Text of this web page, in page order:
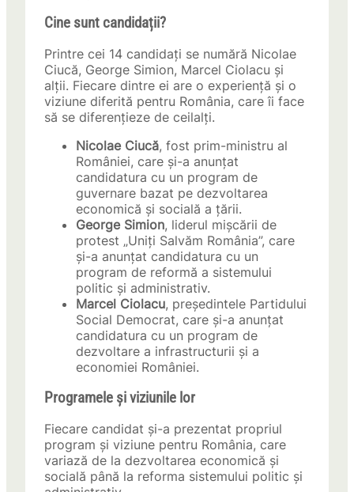
Cine sunt candidații?
Printre cei 14 candidați se numără Nicolae
Ciucă, George Simion, Marcel Ciolacu și
alții. Fiecare dintre ei are o experiență și o
viziune diferită pentru România, care îi face
să se diferențieze de ceilalți.
Nicolae Ciucă, fost prim-ministru al
României, care și-a anunțat
candidatura cu un program de
guvernare bazat pe dezvoltarea
economică și socială a țării.
George Simion, liderul mișcării de
protest „Uniți Salvăm România”, care
și-a anunțat candidatura cu un
program de reformă a sistemului
politic și administrativ.
Marcel Ciolacu, președintele Partidului
Social Democrat, care și-a anunțat
candidatura cu un program de
dezvoltare a infrastructurii și a
economiei României.
Programele și viziunile lor
Fiecare candidat și-a prezentat propriul
program și viziune pentru România, care
variază de la dezvoltarea economică și
socială până la reforma sistemului politic și